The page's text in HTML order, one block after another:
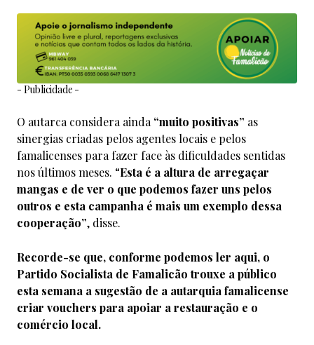
- Publicidade -
O autarca considera ainda “muito positivas” as
sinergias criadas pelos agentes locais e pelos
famalicenses para fazer face às dificuldades sentidas
nos últimos meses. “Esta é a altura de arregaçar
mangas e de ver o que podemos fazer uns pelos
outros e esta campanha é mais um exemplo dessa
cooperação”, disse.
Recorde-se que, conforme podemos ler aqui, o
Partido Socialista de Famalicão trouxe a público
esta semana a sugestão de a autarquia famalicense
criar vouchers para apoiar a restauração e o
comércio local.